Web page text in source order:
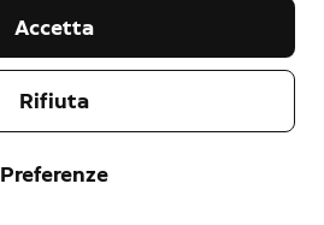
Preferenze
Rifiuta
Accetta